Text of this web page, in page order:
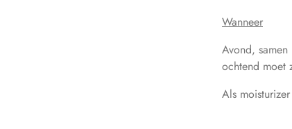
Wanneer
Avond,
ochtend moet
Als